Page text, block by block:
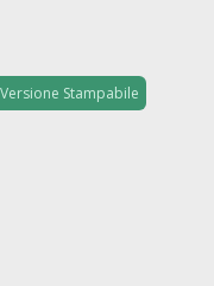
Versione Stampabile